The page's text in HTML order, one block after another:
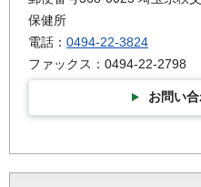
保健所
電話： 0494-22-3824
ファックス：0494-22-2798
お問い